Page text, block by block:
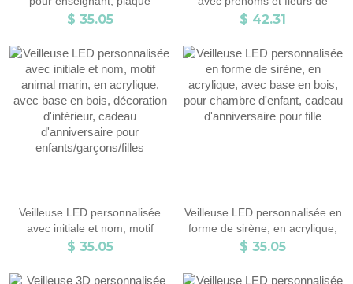
signalétique en acrylique avec
remerciement pour la fête des
enseignants
$ 35.05
naissance (1 à 12), en acrylique
d'anniversaire ou de fête des
mères pour maman, grand-
mère ou famille.
$ 42.31
Veilleuse LED personnalisée
avec initiale et nom, motif
animal marin, en acrylique,
d'intérieur, cadeau
$ 35.05
Veilleuse LED personnalisée en
forme de sirène, en acrylique,
avec base en bois, pour
d'anniversaire pour fille
$ 35.05